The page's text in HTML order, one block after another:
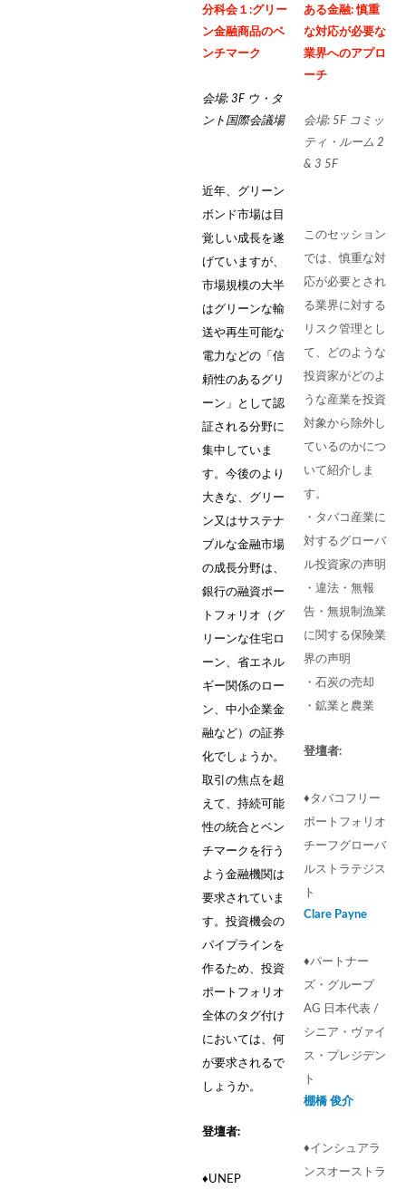
分科会１:グリー
ン金融商品のベ
ンチマーク
会場: 3F ウ・タ
ント国際会議場
近年、グリーン
ボンド市場は目
覚しい成長を遂
げていますが、
市場規模の大半
はグリーンな輸
送や再生可能な
電力などの「信
頼性のあるグリ
ーン」として認
証される分野に
集中していま
す。今後のより
大きな、グリー
ン又はサステナ
ブルな金融市場
の成長分野は、
銀行の融資ポー
トフォリオ（グ
リーンな住宅ロ
ーン、省エネル
ギー関係のロー
ン、中小企業金
融など）の証券
化でしょうか。
取引の焦点を超
えて、持続可能
性の統合とベン
チマークを行う
よう金融機関は
要求されていま
す。投資機会の
パイプラインを
作るため、投資
ポートフォリオ
全体のタグ付け
においては、何
が要求されるで
しょうか。
登壇者:
♦︎UNEP
ある金融: 慎重
な対応が必要な
業界へのアプロ
ーチ
会場: 5F コミッ
ティ・ルーム 2
& 3 5F
このセッション
では、慎重な対
応が必要とされ
る業界に対する
リスク管理とし
て、どのような
投資家がどのよ
うな産業を投資
対象から除外し
ているのかにつ
いて紹介しま
す。
・タバコ産業に
対するグローバ
ル投資家の声明
・違法・無報
告・無規制漁業
に関する保険業
界の声明
・石炭の売却
・鉱業と農業
登壇者:
♦︎タバコフリー
ポートフォリオ
チーフグローバ
ルストラテジス
ト
Clare Payne
♦︎パートナー
ズ・グループ
AG 日本代表 /
シニア・ヴァイ
ス・プレジデン
ト
棚橋 俊介
♦︎インシュアラ
ンスオーストラ